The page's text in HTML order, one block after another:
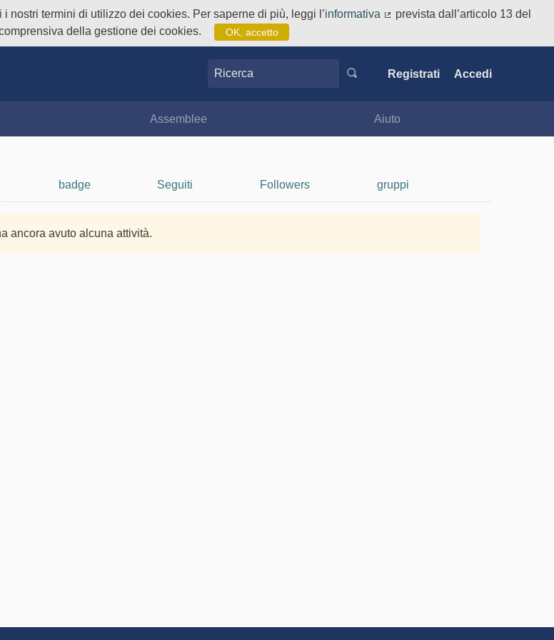
termini di utilizzo dei cookies. Per saperne di più, leggi l’informativa
prevista dall’articolo 13 del
della gestione dei cookies.
OK, accetto
Ricerca Registrati Accedi
Assemblee Aiuto
badge Seguiti Followers gruppi
ancora avuto alcuna attività.